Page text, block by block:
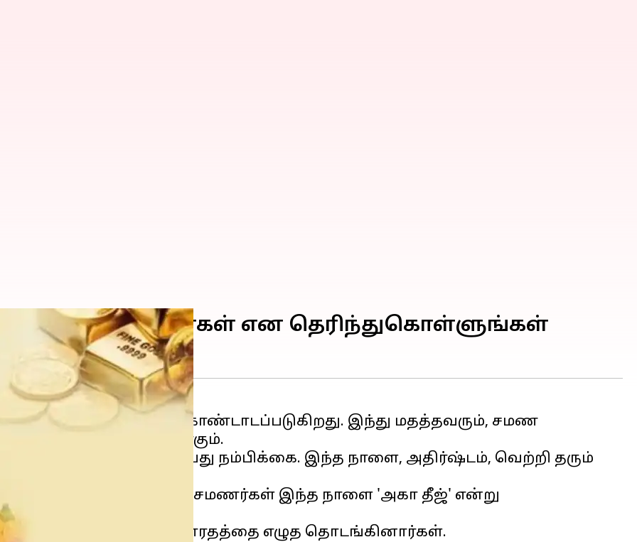
கொண்டாடுகிறார்கள் என தெரிந்துகொள்ளுங்கள்
விசேஷ நாளாகக் கொண்டாடப்படுகிறது. இந்து மதத்தவரும், சமண
ஆண்டாண்டு கால மரபாகும்.
வெற்றி பெறும் என்பது நம்பிக்கை. இந்த நாளை, அதிர்ஷ்டம், வெற்றி தரும்
மே மாதங்களில் வருகிறது. சமணர்கள் இந்த நாளை 'அகா தீஜ்' என்று
இந்த நாளில் தான் மகாபாரதத்தை எழுத தொடங்கினார்கள்.